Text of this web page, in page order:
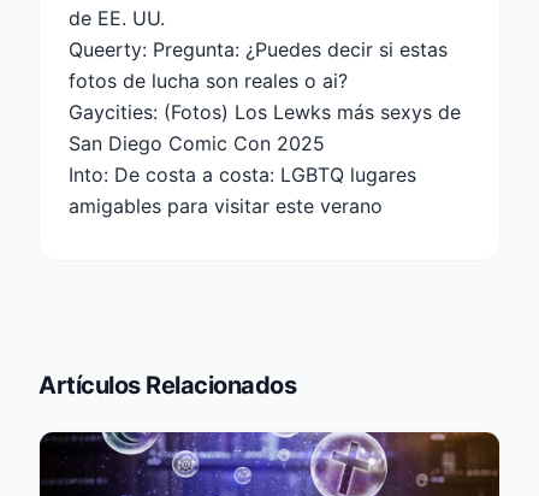
de EE. UU.
Queerty: Pregunta: ¿Puedes decir si estas
fotos de lucha son reales o ai?
Gaycities: (Fotos) Los Lewks más sexys de
San Diego Comic Con 2025
Into: De costa a costa: LGBTQ lugares
amigables para visitar este verano
Artículos Relacionados